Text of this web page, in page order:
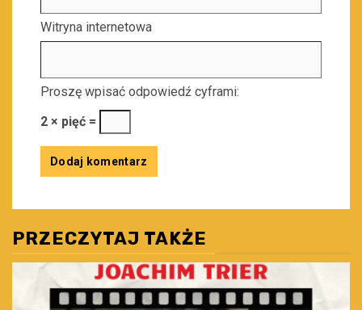
Witryna internetowa
Proszę wpisać odpowiedź cyframi:
2 × pięć =
PRZECZYTAJ TAKŻE